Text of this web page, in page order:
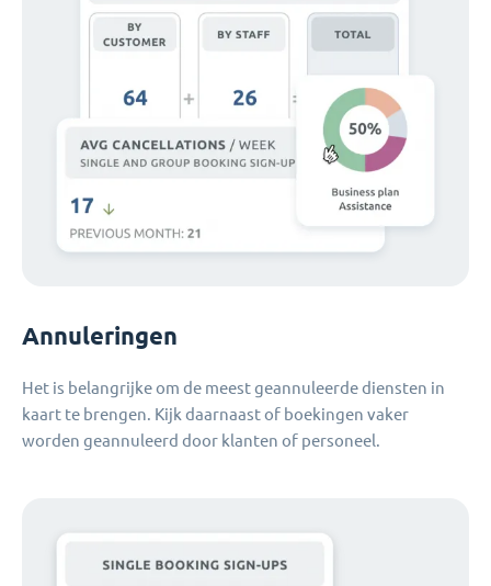
Annuleringen
Het is belangrijke om de meest geannuleerde diensten in
kaart te brengen. Kijk daarnaast of boekingen vaker
worden geannuleerd door klanten of personeel.